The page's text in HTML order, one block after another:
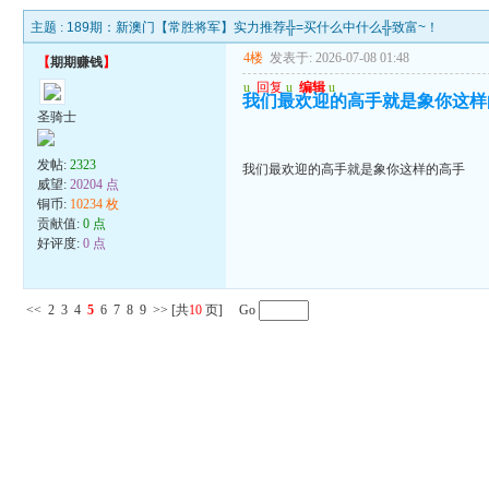
主题 : 189期：新澳门【常胜将军】实力推荐╬=买什么中什么╬致富~！
【期期赚钱】
圣骑士
发帖:2323
威望:20204 点
铜币: 10234 枚
贡献值:0 点
好评度:0 点
4楼 发表于: 2026-07-08 01:48
u 回复 u 编辑 u
我们最欢迎的高手就是象你这
我们最欢迎的高手就是象你这样的高手
<< 2 3 4 5 6 7 8 9 >> [共10 页] Go